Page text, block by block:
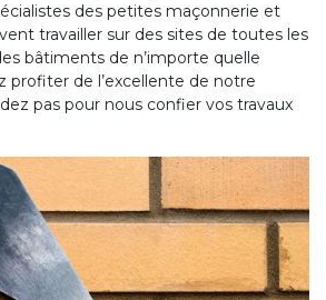
des petites maçonnerie et
travailler sur des sites de toutes les
bâtiments de n’importe quelle
profiter de l’excellente de notre
pas pour nous confier vos travaux